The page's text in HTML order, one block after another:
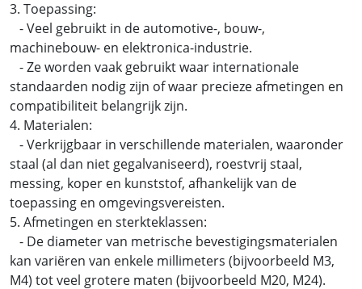
3. Toepassing:
- Veel gebruikt in de automotive-, bouw-,
machinebouw- en elektronica-industrie.
- Ze worden vaak gebruikt waar internationale
standaarden nodig zijn of waar precieze afmetingen en
compatibiliteit belangrijk zijn.
4. Materialen:
- Verkrijgbaar in verschillende materialen, waaronder
staal (al dan niet gegalvaniseerd), roestvrij staal,
messing, koper en kunststof, afhankelijk van de
toepassing en omgevingsvereisten.
5. Afmetingen en sterkteklassen:
- De diameter van metrische bevestigingsmaterialen
kan variëren van enkele millimeters (bijvoorbeeld M3,
M4) tot veel grotere maten (bijvoorbeeld M20, M24).